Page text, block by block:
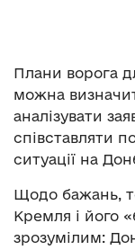
Плани ворога
можна
аналізувати
співставляти
ситуації на
Щодо бажань,
Кремля і його
зрозумілим: